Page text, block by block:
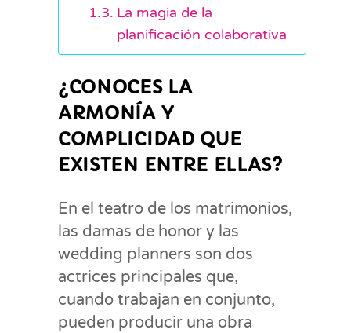
La magia de la
planificación colaborativa
¿CONOCES LA
ARMONÍA Y
COMPLICIDAD QUE
EXISTEN ENTRE ELLAS?
En el teatro de los matrimonios,
las damas de honor y las
wedding planners son dos
actrices principales que,
cuando trabajan en conjunto,
pueden producir una obra